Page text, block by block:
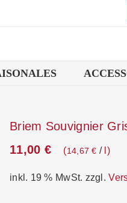
Briem Souvignier
11,00 € 14,67€ / l
inkl. 19 % MwSt. zzgl.